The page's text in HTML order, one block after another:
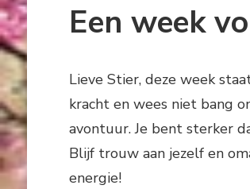
Een week
Lieve Stier, deze week
kracht en wees niet bang
avontuur. Je bent sterker
Blijf trouw aan jezelf en
energie!